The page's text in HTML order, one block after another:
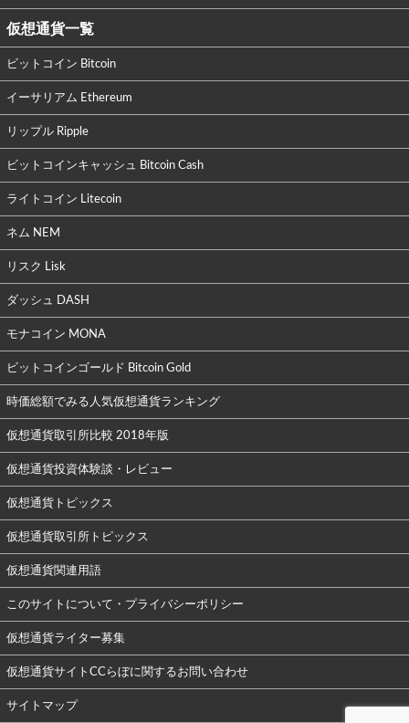
仮想通貨一覧
ビットコイン Bitcoin
イーサリアム Ethereum
リップル Ripple
ビットコインキャッシュ Bitcoin Cash
ライトコイン Litecoin
ネム NEM
リスク Lisk
ダッシュ DASH
モナコイン MONA
ビットコインゴールド Bitcoin Gold
時価総額でみる人気仮想通貨ランキング
仮想通貨取引所比較 2018年版
仮想通貨投資体験談・レビュー
仮想通貨トピックス
仮想通貨取引所トピックス
仮想通貨関連用語
このサイトについて・プライバシーポリシー
仮想通貨ライター募集
仮想通貨サイトCCらぼに関するお問い合わせ
サイトマップ